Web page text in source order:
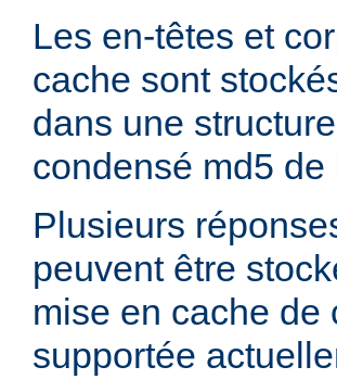
Les en-têtes et
cache sont
dans une
condensé md5
Plusieurs
peuvent être
mise en cache de
supportée